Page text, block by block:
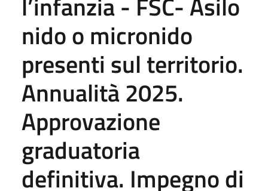
nido o micronido
presenti sul territorio.
Annualità 2025.
Approvazione
graduatoria
definitiva. Impegno di